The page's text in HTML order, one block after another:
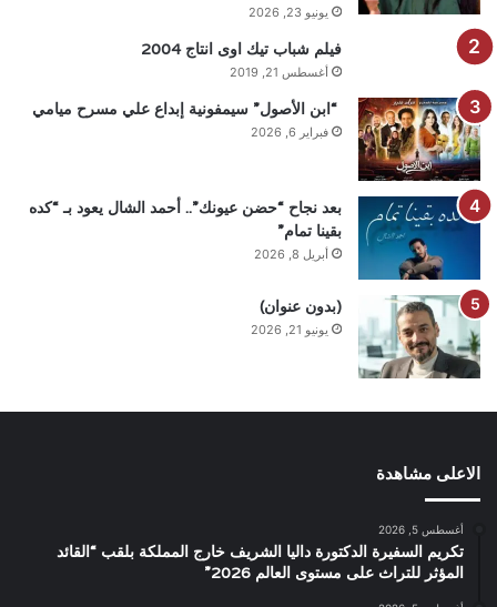
يونيو 23, 2026
فيلم شباب تيك اوى انتاج 2004
أغسطس 21, 2019
“ابن الأصول” سيمفونية إبداع علي مسرح ميامي
فبراير 6, 2026
بعد نجاح “حضن عيونك”.. أحمد الشال يعود بـ “كده
بقينا تمام”
أبريل 8, 2026
(بدون عنوان)
يونيو 21, 2026
الاعلى مشاهدة
أغسطس 5, 2026
تكريم السفيرة الدكتورة داليا الشريف خارج المملكة بلقب “القائد
المؤثر للتراث على مستوى العالم 2026”